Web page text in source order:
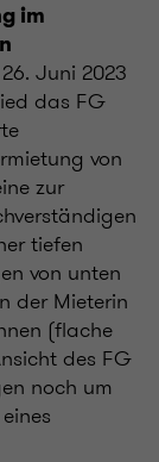
im
Juni 2023
das FG
von
zur
tiefen
von unten
der Mieterin
(flache
des FG
noch um